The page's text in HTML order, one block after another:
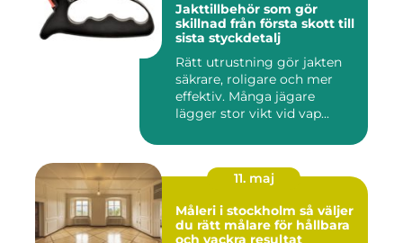
Jakttillbehör som gör
skillnad från första skott till
sista styckdetalj
Rätt utrustning gör jakten
säkrare, roligare och mer
effektiv. Många jägare
lägger stor vikt vid vap...
11. maj
Måleri i stockholm så väljer
du rätt målare för hållbara
och vackra resultat